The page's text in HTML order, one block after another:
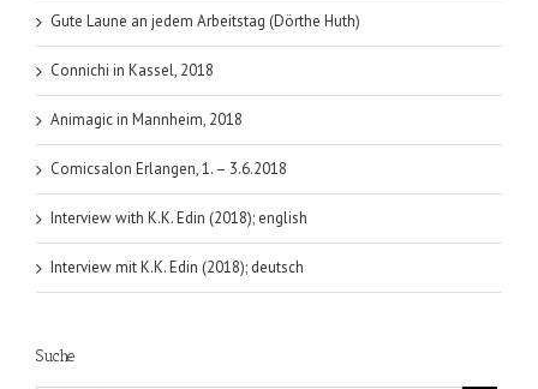
Gute Laune an jedem Arbeitstag (Dörthe Huth)
Connichi in Kassel, 2018
Animagic in Mannheim, 2018
Comicsalon Erlangen, 1. – 3.6.2018
Interview with K.K. Edin (2018); english
Interview mit K.K. Edin (2018); deutsch
Suche